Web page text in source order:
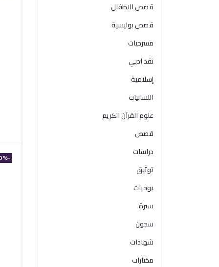
قصص الاطفال
قصص بوليسية
مسرحيات
نقد ادبي
إسلامية
اللسانيات
علوم القرآن الكريم
قصص
دراسات
توثيق
يوميات
سيرة
سجون
شهادات
مختارات
-10%